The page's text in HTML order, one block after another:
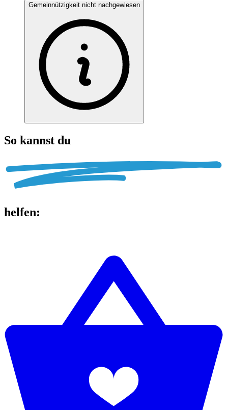
Gemeinnützigkeit nicht nachgewiesen
So kannst du
helfen: